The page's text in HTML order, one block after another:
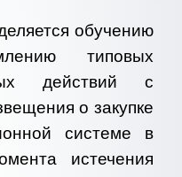
обучению
типовых
действий с
о закупке
системе в
истечения